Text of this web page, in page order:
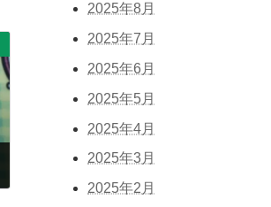
2025年8月
2025年7月
2025年6月
2025年5月
2025年4月
2025年3月
2025年2月